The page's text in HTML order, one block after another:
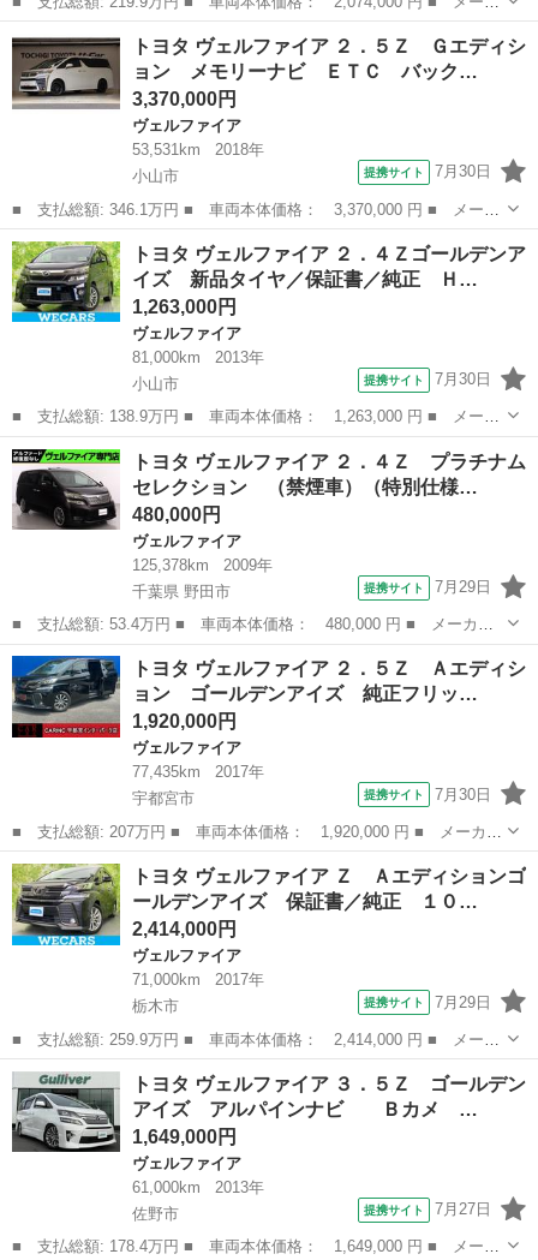
ー名： トヨタ ■ 車種名： ヴェルファイア ■ グレード名：
２．５Ｚ Ａエディション ＢＩＧＸ１０型ナビ 両側電動ドア 後
席モニター...
栃木 宇都宮市 ヴェルファイア
トヨタ ヴェルファイア ２．５Ｚ Ｇエディシ
ョン メモリーナビ ＥＴＣ バック…
3,370,000円
ヴェルファイア
53,531km
2018年
小山市
提携サイト 7月30日
■ 支払総額: 346.1万円 ■ 車両本体価格： 3,370,000 円 ■ メーカ
ー名： トヨタ ■ 車種名： ヴェルファイア ■ グレード名：
２．５Ｚ Ｇエディション メモリーナビ ＥＴＣ バックカメラ
両側電動ス...
栃木 小山市 ヴェルファイア
トヨタ ヴェルファイア ２．４Ｚゴールデンア
イズ 新品タイヤ／保証書／純正 Ｈ…
1,263,000円
ヴェルファイア
81,000km
2013年
小山市
提携サイト 7月30日
■ 支払総額: 138.9万円 ■ 車両本体価格： 1,263,000 円 ■ メーカ
ー名： トヨタ ■ 車種名： ヴェルファイア ■ グレード名：
２．４Ｚゴールデンアイズ 新品タイヤ／保証書／純正 ＨＤＤナビ
／フリップ...
栃木 小山市 ヴェルファイア
トヨタ ヴェルファイア ２．４Ｚ プラチナム
セレクション （禁煙車）（特別仕様…
480,000円
ヴェルファイア
125,378km
2009年
千葉県 野田市
提携サイト 7月29日
■ 支払総額: 53.4万円 ■ 車両本体価格： 480,000 円 ■ メーカー
名： トヨタ ■ 車種名： ヴェルファイア ■ グレード名： ２．
４Ｚ プラチナムセレクション （禁煙車）（特別仕様車）（サンル
ーフ） 純正...
千葉 野田市 ヴェルファイア
トヨタ ヴェルファイア ２．５Ｚ Ａエディシ
ョン ゴールデンアイズ 純正フリッ…
1,920,000円
ヴェルファイア
77,435km
2017年
宇都宮市
提携サイト 7月30日
■ 支払総額: 207万円 ■ 車両本体価格： 1,920,000 円 ■ メーカー
名： トヨタ ■ 車種名： ヴェルファイア ■ グレード名： ２．
５Ｚ Ａエディション ゴールデンアイズ 純正フリップダウンモニ
ター 純正...
栃木 宇都宮市 ヴェルファイア
トヨタ ヴェルファイア Ｚ Ａエディションゴ
ールデンアイズ 保証書／純正 １０…
2,414,000円
ヴェルファイア
71,000km
2017年
栃木市
提携サイト 7月29日
■ 支払総額: 259.9万円 ■ 車両本体価格： 2,414,000 円 ■ メーカ
ー名： トヨタ ■ 車種名： ヴェルファイア ■ グレード名：
Ｚ Ａエディションゴールデンアイズ 保証書／純正 １０インチ
ＳＤナビ／...
栃木 栃木市 ヴェルファイア
トヨタ ヴェルファイア ３．５Ｚ ゴールデン
アイズ アルパインナビ Ｂカメ …
1,649,000円
ヴェルファイア
61,000km
2013年
佐野市
提携サイト 7月27日
■ 支払総額: 178.4万円 ■ 車両本体価格： 1,649,000 円 ■ メーカ